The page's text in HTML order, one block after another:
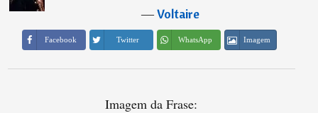
―Voltaire
Facebook Twitter WhatsApp Imagem
Imagem da Frase: